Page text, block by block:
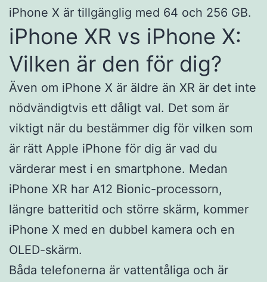
iPhone X är tillgänglig med 64 och 256 GB.
iPhone XR vs iPhone X:
Vilken är den för dig?
Även om iPhone X är äldre än XR är det inte
nödvändigtvis ett dåligt val. Det som är
viktigt när du bestämmer dig för vilken som
är rätt Apple iPhone för dig är vad du
värderar mest i en smartphone. Medan
iPhone XR har A12 Bionic-processorn,
längre batteritid och större skärm, kommer
iPhone X med en dubbel kamera och en
OLED-skärm.
Båda telefonerna är vattentåliga och är